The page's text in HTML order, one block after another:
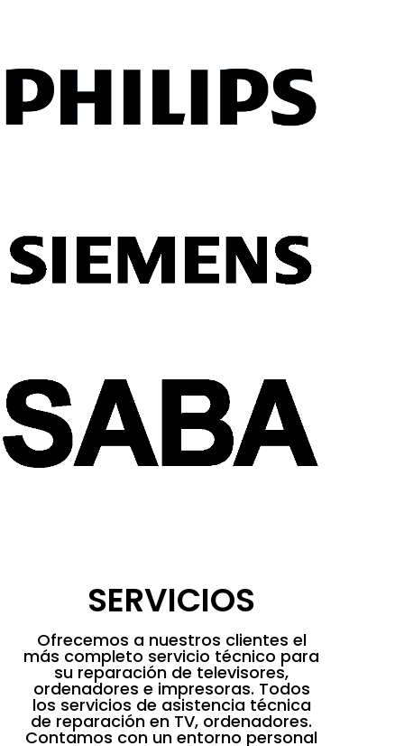
SERVICIOS
Ofrecemos a nuestros clientes el
más completo servicio técnico para
su reparación de televisores,
ordenadores e impresoras. Todos
los servicios de asistencia técnica
de reparación en TV, ordenadores.
Contamos con un entorno personal